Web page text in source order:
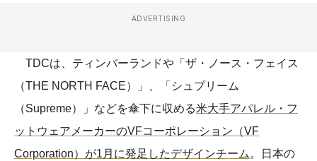
ADVERTISING
TDCは、ティンバーランドや「ザ・ノース・フェイス
（THE NORTH FACE）」、「シュプリーム
（Supreme）」などを傘下に収める米大手アパレル・フ
ットウェアメーカーのVFコーポレーション（VF
Corporation）が1月に発足したデザインチーム 。日本の